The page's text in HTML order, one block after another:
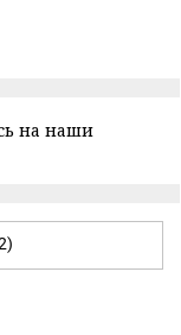
на наши